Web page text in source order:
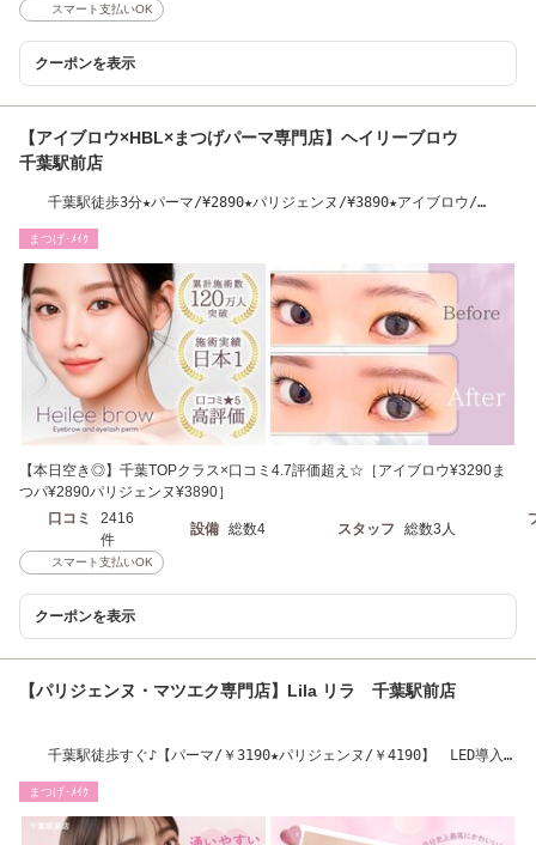
スマート支払いOK
クーポンを表示
【アイブロウ×HBL×まつげパーマ専門店】ヘイリーブロウ
千葉駅前店
千葉駅徒歩3分★パーマ/¥2890★パリジェンヌ/¥3890★アイブロウ/
まつげ･ﾒｲｸ
【本日空き◎】千葉TOPクラス×口コミ4.7評価超え☆［アイブロウ¥3290ま
つパ¥2890パリジェンヌ¥3890］
口コミ
2416
件
設備 総数4 スタッフ 総数3人
スマート支払いOK
クーポンを表示
【パリジェンヌ・マツエク専門店】Lila リラ 千葉駅前店
千葉駅徒歩すぐ♪【パーマ/￥3190★パリジェンヌ/￥4190】 LED導入
まつげ･ﾒｲｸ